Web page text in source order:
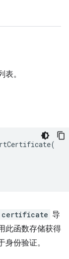
。
(
certificate 导
此函数存储获得
份验证。